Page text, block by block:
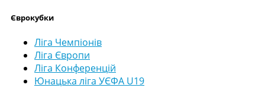
Єврокубки
Ліга Чемпіонів
Ліга Європи
Ліга Конференцій
Юнацька ліга УЄФА U19